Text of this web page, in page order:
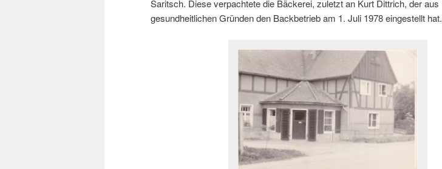
Saritsch. Diese verpachtete die Bäckerei, zuletzt an Kurt Dittrich, der aus
gesundheitlichen Gründen den Backbetrieb am 1. Juli 1978 eingestellt hat.